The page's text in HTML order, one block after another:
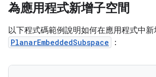
為應用程式新增子空間
以下程式碼範例說明如何在應用程式中新
PlanarEmbeddedSubspace ：